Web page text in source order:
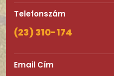
Telefonszám
(23) 310-174
Email Cím